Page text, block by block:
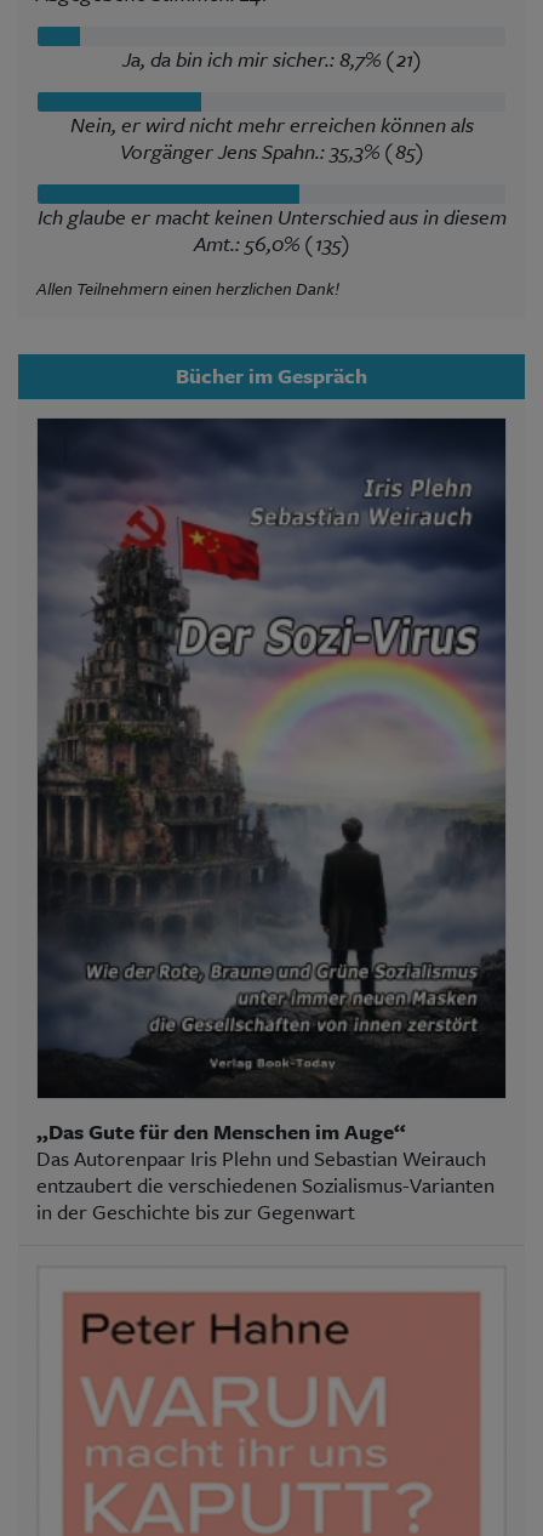
Ja, da bin ich mir sicher.: 8,7% (21)
Nein, er wird nicht mehr erreichen können als
Vorgänger Jens Spahn.: 35,3% (85)
Ich glaube er macht keinen Unterschied aus in diesem
Amt.: 56,0% (135)
Allen Teilnehmern einen herzlichen Dank!
Bücher im Gespräch
„Das Gute für den Menschen im Auge“
Das Autorenpaar Iris Plehn und Sebastian Weirauch
entzaubert die verschiedenen Sozialismus-Varianten
in der Geschichte bis zur Gegenwart